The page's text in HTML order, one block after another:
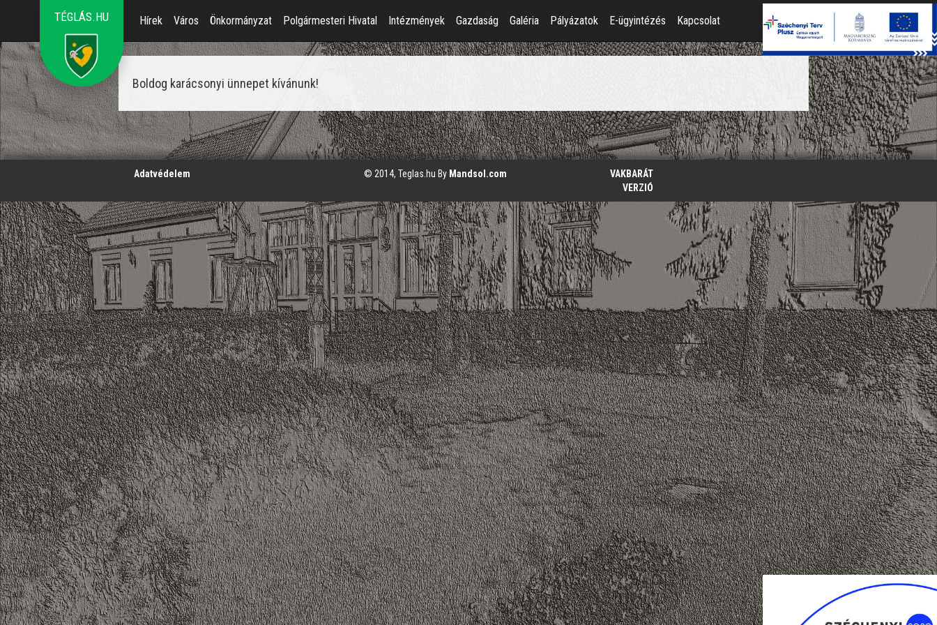
TÉGLÁS.HU Hírek Város Önkormányzat Polgármesteri Hivatal Intézmények Gazdaság Galéria Pályázatok E-ügyintézés Kapcsolat
Boldog karácsonyi ünnepet kívánunk!
';
Adatvédelem © 2014, Teglas.hu By Mandsol.com
VAKBARÁT
VERZIÓ